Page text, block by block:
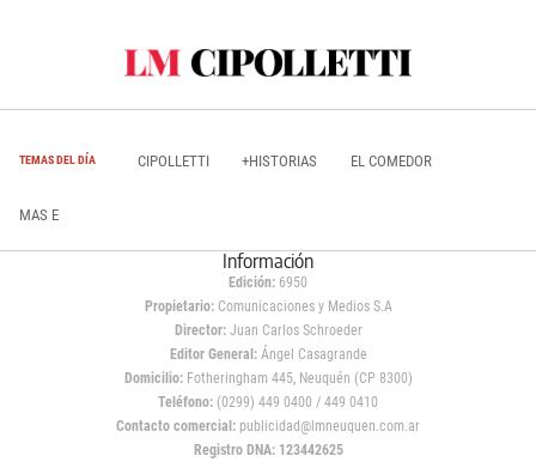
TEMAS DEL DÍA CIPOLLETTI +HISTORIAS EL COMEDOR
MAS E
Información
Edición: 6950
Propietario:Comunicaciones y Medios S.A
Director: Juan Carlos Schroeder
Editor General:Ángel Casagrande
Domicilio:Fotheringham 445, Neuquén (CP 8300)
Teléfono: (0299) 449 0400 / 449 0410
Contacto comercial: publicidad@lmneuquen.com.ar
Registro DNA: 123442625